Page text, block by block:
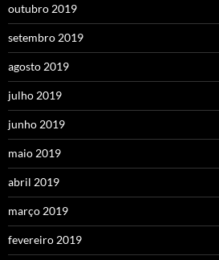
outubro 2019
setembro 2019
agosto 2019
julho 2019
junho 2019
maio 2019
abril 2019
março 2019
fevereiro 2019